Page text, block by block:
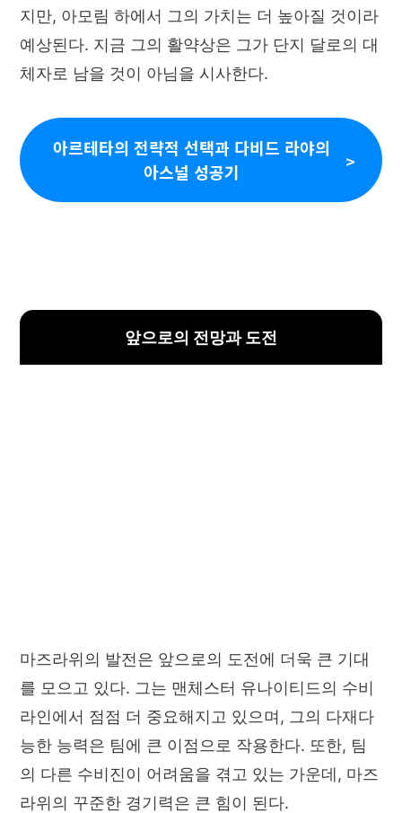
지만, 아모림 하에서 그의 가치는 더 높아질 것이라
예상된다. 지금 그의 활약상은 그가 단지 달로의 대
체자로 남을 것이 아님을 시사한다.
아르테타의 전략적 선택과 다비드 라야의
아스널 성공기
앞으로의 전망과 도전
마즈라위의 발전은 앞으로의 도전에 더욱 큰 기대
를 모으고 있다. 그는 맨체스터 유나이티드의 수비
라인에서 점점 더 중요해지고 있으며, 그의 다재다
능한 능력은 팀에 큰 이점으로 작용한다. 또한, 팀
의 다른 수비진이 어려움을 겪고 있는 가운데, 마즈
라위의 꾸준한 경기력은 큰 힘이 된다.